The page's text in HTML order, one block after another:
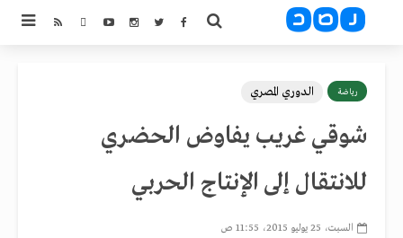
رياضة الدوري المصري
شوقي غريب يفاوض الحضري
للانتقال إلى الإنتاج الحربي
السبت، 25 يوليو 2015، 11:55 ص